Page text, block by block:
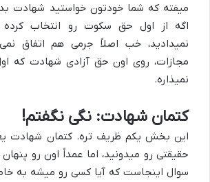
میفته که شما خودتون خواستید شهادت
اگه از اول حق سکوت رو انتخاب
نمیدادید، خب اصلاً جرمی هم اتفاق
مجازات، روی اون حق آزادی شهادت که
نمیذاره.
کتمان شهادت: نگی نگفتم!
این بخش یکم ظریف تره. کتمان شهادت
حقیقتی رو میدونید، اما عمداً اون رو
سوال اینجاست که آیا کسی رو میشه به